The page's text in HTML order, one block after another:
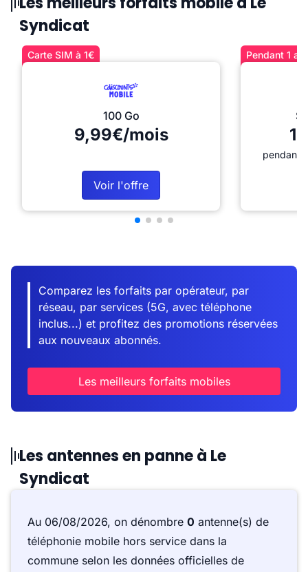
Syndicat
Carte SIM à 1€
100 Go
9,99€/mois
Voir l'offre
Pendant 1
pendant
Comparez les forfaits par opérateur, par
réseau, par services (5G, avec téléphone
inclus...) et profitez des promotions réservées
aux nouveaux abonnés.
Les meilleurs forfaits mobiles
Les antennes en panne à Le
Syndicat
Au 06/08/2026, on dénombre 0 antenne(s) de
téléphonie mobile hors service dans la
commune selon les données officielles de